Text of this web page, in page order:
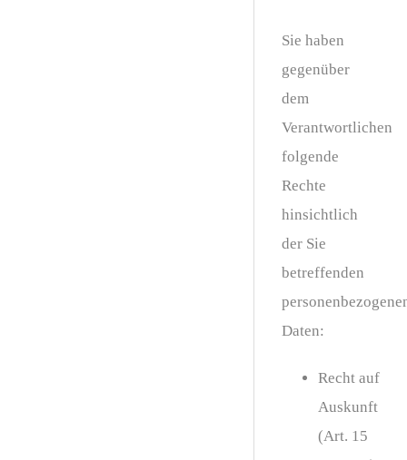
Sie haben
gegenüber
dem
Verantwortlichen
folgende
Rechte
hinsichtlich
der Sie
betreffenden
Daten:
Recht auf
Auskunft
(Art. 15